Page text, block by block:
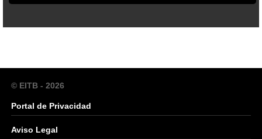
© EITB - 2026
Portal de Privacidad
Aviso Legal